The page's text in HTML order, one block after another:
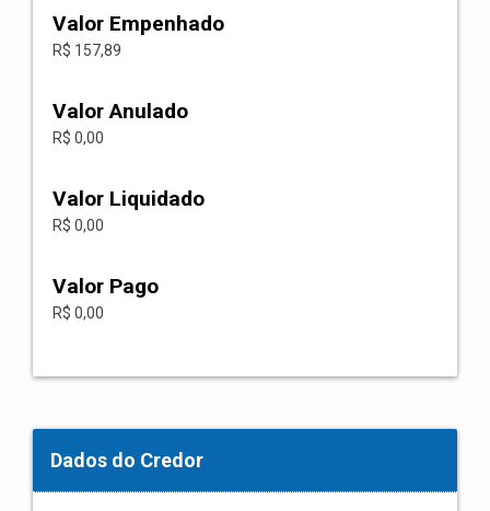
Valor Empenhado
R$ 157,89
Valor Anulado
R$ 0,00
Valor Liquidado
R$ 0,00
Valor Pago
R$ 0,00
Dados do Credor